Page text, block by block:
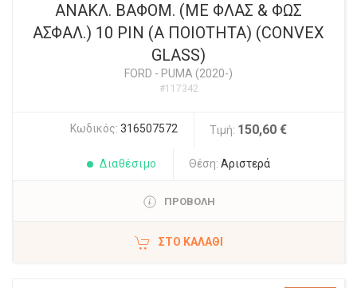
ΑΝΑΚΛ. ΒΑΦΟΜ. (ΜΕ ΦΛΑΣ & ΦΩΣ
ΑΣΦΑΛ.) 10 PIN (Α ΠΟΙΟΤΗΤΑ) (CONVEX
GLASS)
FORD - PUMA (2020-)
#117342
Κωδικός: 316507572 Τιμή: 150,60 €
Διαθέσιμο Θέση: Αριστερά
ΠΡΟΒΟΛΗ
ΣΤΟ ΚΑΛΆΘΙ